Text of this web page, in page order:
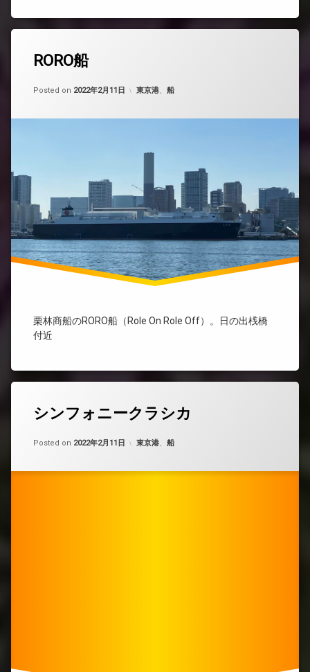
RORO船
Posted on 2022年2月11日
Updated on
by nobue
カテゴリー:
東京港、 船
栗林商船のRORO船（Role On Role Off）。日の出桟橋
付近
シンフォニークラシカ
Posted on 2022年2月11日
Updated on
by nobue
カテゴリー:
東京港、 船